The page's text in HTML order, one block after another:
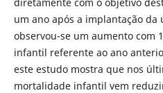
um ano após a implantação
observou-se um aumento com
infantil referente ao ano
este estudo mostra que nos
mortalidade infantil vem